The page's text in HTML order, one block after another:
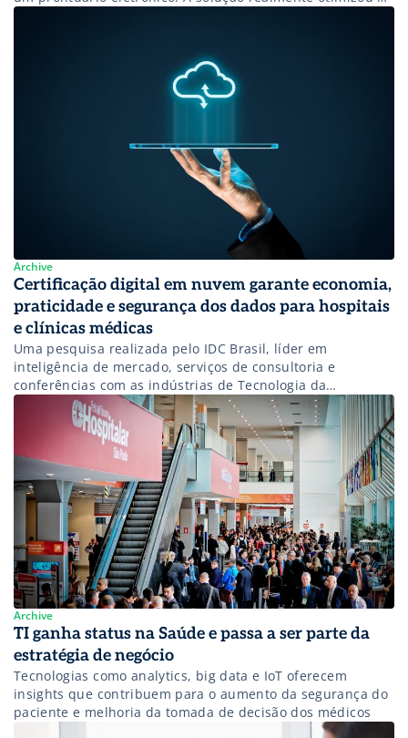
dia a dia do profissional de saúde, trazendo mais
mas principalmente nas consultas com os pacientes. A
questão é que, ainda hoje, a grande […]
Archive
Certificação digital em nuvem garante economia,
praticidade e segurança dos dados para hospitais
e clínicas médicas
Uma pesquisa realizada pelo IDC Brasil, líder em
inteligência de mercado, serviços de consultoria e
conferências com as indústrias de Tecnologia da
Informação e Telecomunicações, revela que até 80% das
informações médicas, em algum momento, já circulam em
serviços de computação ou via mobile. Isso significa dizer
que, cada vez mais, documentos como laudos e
prontuários são transmitidos de forma eletrônica. E o
mecanismo […]
Archive
TI ganha status na Saúde e passa a ser parte da
estratégia de negócio
Tecnologias como analytics, big data e IoT oferecem
insights que contribuem para o aumento da segurança do
paciente e melhoria da tomada de decisão dos médicos